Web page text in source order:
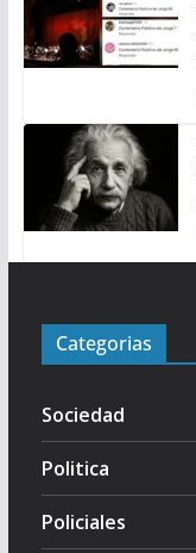
Categorias
Sociedad
Politica
Policiales